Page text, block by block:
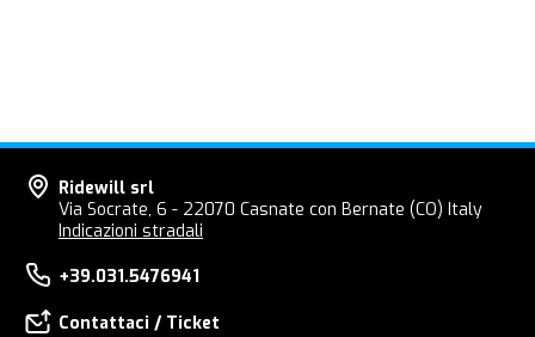
Ridewill srl
Via Socrate, 6 - 22070 Casnate con Bernate (CO) Italy
Indicazioni stradali
+39.031.5476941
Contattaci / Ticket